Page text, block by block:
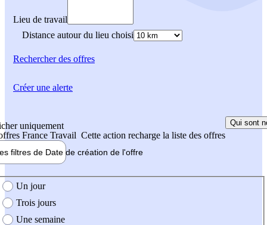
Lieu de travail
Distance autour du lieu choisi
Rechercherdes offres
uniquement
France Travail Cette action recharge la liste des offres
Qui sont
filtres de Date de création de l'offre
création de l'offre
Un jour
Trois jours
Une semaine
Créer une alerte